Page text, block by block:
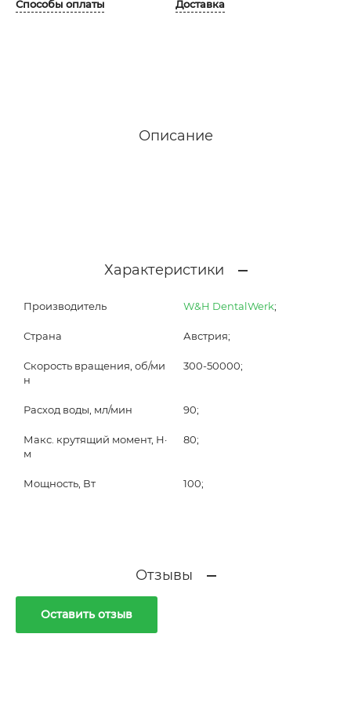
Способы оплаты Доставка
Описание
Характеристики
Производитель W&H DentalWerk;
Страна Австрия;
Скорость вращения, об/ми
н
300-50000;
Расход воды, мл/мин 90;
Макс. крутящий момент, Н·
м
80;
Мощность, Вт 100;
Отзывы
Оставить отзыв